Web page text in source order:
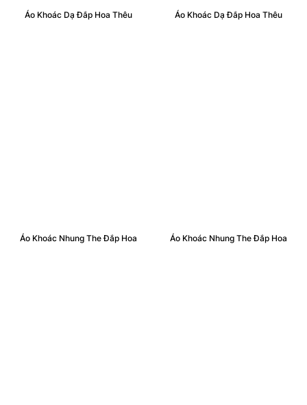
Áo Khoác Dạ Đắp Hoa Thêu Áo Khoác Dạ Đắp Hoa Thêu
Áo Khoác Nhung The Đắp Hoa Áo Khoác Nhung The Đắp Hoa